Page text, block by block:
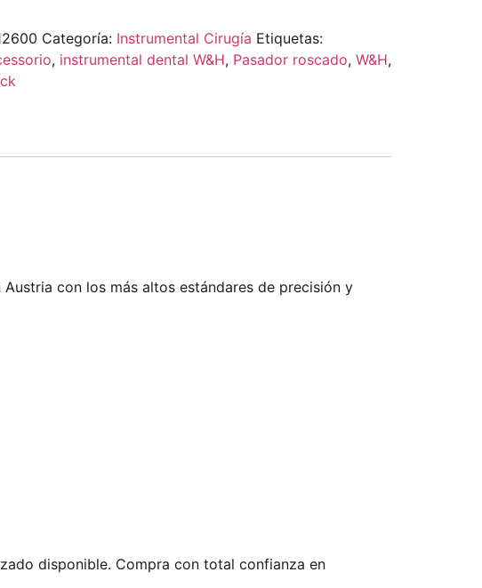
Categoría: Instrumental Cirugía Etiquetas:
, instrumental dental W&H, Pasador roscado, W&H,
con los más altos estándares de precisión y
disponible. Compra con total confianza en